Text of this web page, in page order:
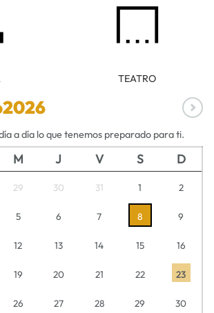
TEATRO
2026
a día lo que tenemos preparado para ti.
M J V S D
29 30 31 1 2
5 6 7 8 9
12 13 14 15 16
19 20 21 22 23
26 27 28 29 30